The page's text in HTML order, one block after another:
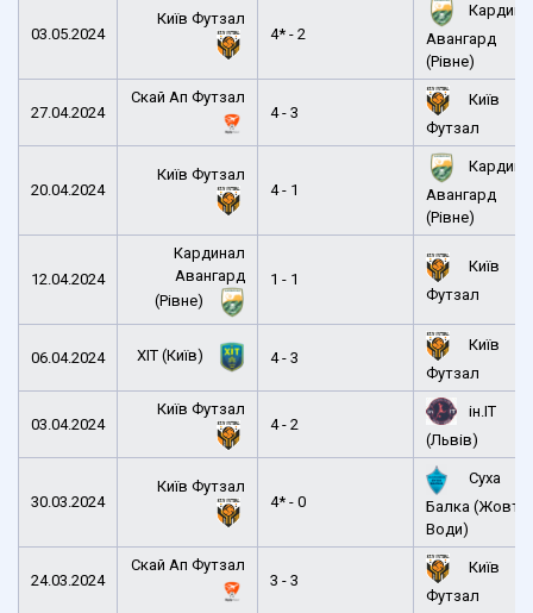
03.05.2024
Київ Футзал
4* - 2
Авангард
(Рівне)
27.04.2024
Скай Ап Футзал
4 - 3
Київ
Футзал
20.04.2024
Київ Футзал
4 - 1
Авангард
(Рівне)
12.04.2024
Кардинал
Авангард
(Рівне)
1 - 1
Київ
Футзал
06.04.2024 ХІТ (Київ) 4 - 3
Київ
Футзал
03.04.2024
Київ Футзал
4 - 2
ін.ІТ
(Львів)
30.03.2024
Київ Футзал
4* - 0
Суха
Балка (Жовті
Води)
24.03.2024
Скай Ап Футзал
3 - 3
Київ
Футзал